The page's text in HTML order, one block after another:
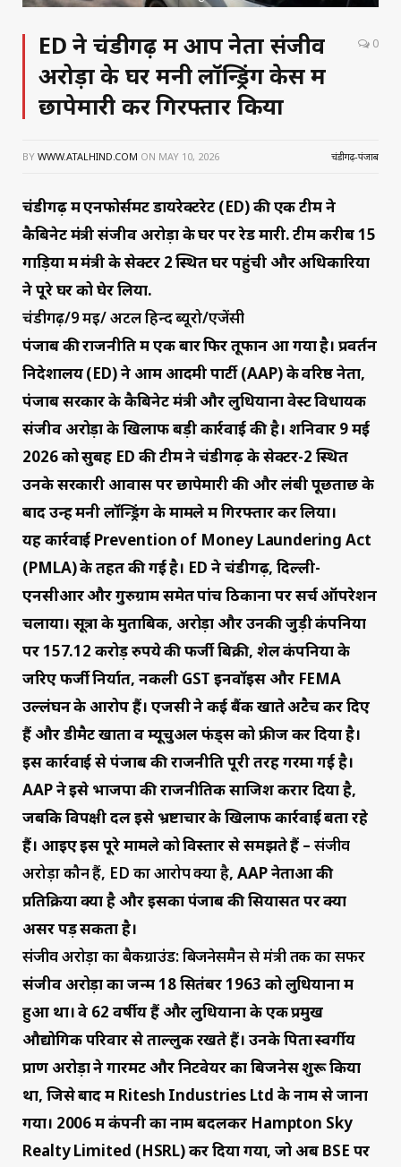
ED ने चंडीगढ़ में आप नेता संजीव
अरोड़ा के घर मनी लॉन्ड्रिंग केस में
छापेमारी कर गिरफ्तार किया
0
BY WWW.ATALHIND.COM ON MAY 10, 2026 चंडीगढ़-पंजाब
चंडीगढ़ में एनफोर्समेंट डायरेक्टरेट (ED) की एक टीम ने
कैबिनेट मंत्री संजीव अरोड़ा के घर पर रेड मारी. टीम करीब 15
गाड़ियों में मंत्री के सेक्टर 2 स्थित घर पहुंची और अधिकारियों
ने पूरे घर को घेर लिया.
चंडीगढ़/9 मई/ अटल हिन्द ब्यूरो/एजेंसी
पंजाब की राजनीति में एक बार फिर तूफान आ गया है। प्रवर्तन
निदेशालय (ED) ने आम आदमी पार्टी (AAP) के वरिष्ठ नेता,
पंजाब सरकार के कैबिनेट मंत्री और लुधियाना वेस्ट विधायक
संजीव अरोड़ा के खिलाफ बड़ी कार्रवाई की है। शनिवार 9 मई
2026 को सुबह ED की टीम ने चंडीगढ़ के सेक्टर-2 स्थित
उनके सरकारी आवास पर छापेमारी की और लंबी पूछताछ के
बाद उन्हें मनी लॉन्ड्रिंग के मामले में गिरफ्तार कर लिया।
यह कार्रवाई Prevention of Money Laundering Act
(PMLA) के तहत की गई है। ED ने चंडीगढ़, दिल्ली-
एनसीआर और गुरुग्राम समेत पांच ठिकानों पर सर्च ऑपरेशन
चलाया। सूत्रों के मुताबिक, अरोड़ा और उनकी जुड़ी कंपनियों
पर 157.12 करोड़ रुपये की फर्जी बिक्री, शेल कंपनियों के
जरिए फर्जी निर्यात, नकली GST इनवॉइस और FEMA
उल्लंघन के आरोप हैं। एजेंसी ने कई बैंक खाते अटैच कर दिए
हैं और डीमैट खातों व म्यूचुअल फंड्स को फ्रीज कर दिया है।
इस कार्रवाई से पंजाब की राजनीति पूरी तरह गरमा गई है।
AAP ने इसे भाजपा की राजनीतिक साजिश करार दिया है,
जबकि विपक्षी दल इसे भ्रष्टाचार के खिलाफ कार्रवाई बता रहे
हैं। आइए इस पूरे मामले को विस्तार से समझते हैं –संजीव
अरोड़ा कौन हैं, ED का आरोप क्या है, AAP नेताओं की
प्रतिक्रिया क्या है और इसका पंजाब की सियासत पर क्या
असर पड़ सकता है।
संजीव अरोड़ा का बैकग्राउंड: बिजनेसमैन से मंत्री तक का सफर
संजीव अरोड़ा का जन्म 18 सितंबर 1963 को लुधियाना में
हुआ था। वे 62 वर्षीय हैं और लुधियाना के एक प्रमुख
औद्योगिक परिवार से ताल्लुक रखते हैं। उनके पिता स्वर्गीय
प्राण अरोड़ा ने गारमेंट और निटवेयर का बिजनेस शुरू किया
था, जिसे बाद में Ritesh Industries Ltd के नाम से जाना
गया। 2006 में कंपनी का नाम बदलकर Hampton Sky
Realty Limited (HSRL) कर दिया गया, जो अब BSE पर